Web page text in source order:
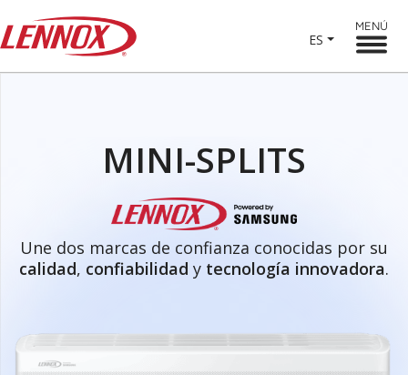
ES
MENÚ
MINI-SPLITS
Une dos marcas de confianza conocidas por su
calidad, confiabilidad y tecnología innovadora.